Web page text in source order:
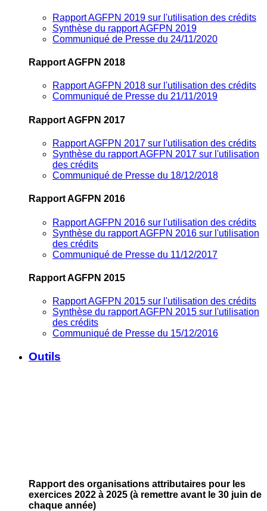
Rapport AGFPN 2019 sur l'utilisation des crédits
Synthèse du rapport AGFPN 2019
Communiqué de Presse du 24/11/2020
Rapport AGFPN 2018
Rapport AGFPN 2018 sur l'utilisation des crédits
Communiqué de Presse du 21/11/2019
Rapport AGFPN 2017
Rapport AGFPN 2017 sur l'utilisation des crédits
Synthèse du rapport AGFPN 2017 sur l'utilisation
des crédits
Communiqué de Presse du 18/12/2018
Rapport AGFPN 2016
Rapport AGFPN 2016 sur l'utilisation des crédits
Synthèse du rapport AGFPN 2016 sur l'utilisation
des crédits
Communiqué de Presse du 11/12/2017
Rapport AGFPN 2015
Rapport AGFPN 2015 sur l'utilisation des crédits
Synthèse du rapport AGFPN 2015 sur l'utilisation
des crédits
Communiqué de Presse du 15/12/2016
Outils
Rapport des organisations attributaires pour les
exercices 2022 à 2025 (à remettre avant le 30 juin de
chaque année)